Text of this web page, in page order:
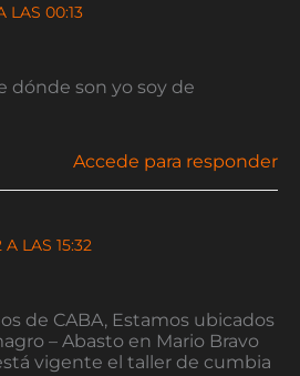
LAS 00:13
dónde son yo soy de
Accede para responder
LAS 15:32
de CABA, Estamos ubicados
– Abasto en Mario Bravo
vigente el taller de cumbia